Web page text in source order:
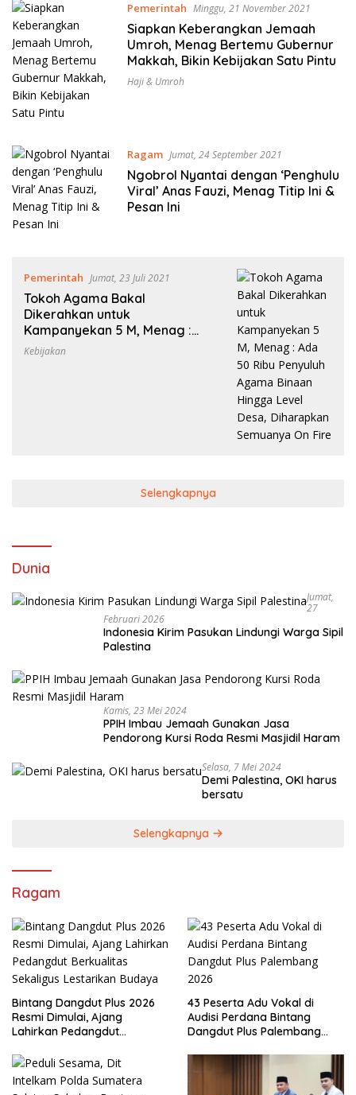
Pemerintah Minggu, 21 November 2021
Siapkan Keberangkan Jemaah
Umroh, Menag Bertemu Gubernur
Makkah, Bikin Kebijakan Satu Pintu
Haji & Umroh
Ragam Jumat, 24 September 2021
Ngobrol Nyantai dengan ‘Penghulu
Viral’ Anas Fauzi, Menag Titip Ini &
Pesan Ini
Pemerintah Jumat, 23 Juli 2021
Tokoh Agama Bakal
Dikerahkan untuk
Kampanyekan 5 M, Menag :
Ada 50 Ribu Penyuluh Agama
Binaan Hingga Level Desa,
Kebijakan
Selengkapnya
Dunia
Jumat,
27
Februari 2026
Indonesia Kirim Pasukan Lindungi Warga Sipil
Palestina
Kamis, 23 Mei 2024
PPIH Imbau Jemaah Gunakan Jasa
Pendorong Kursi Roda Resmi Masjidil Haram
Selasa, 7 Mei 2024
Demi Palestina, OKI harus
bersatu
Selengkapnya
Ragam
Bintang Dangdut Plus 2026
Resmi Dimulai, Ajang
Lahirkan Pedangdut
Lestarikan Budaya
43 Peserta Adu Vokal di
Audisi Perdana Bintang
Dangdut Plus Palembang